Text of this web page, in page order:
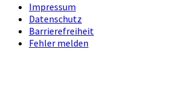
Impressum
Datenschutz
Barrierefreiheit
Fehler melden